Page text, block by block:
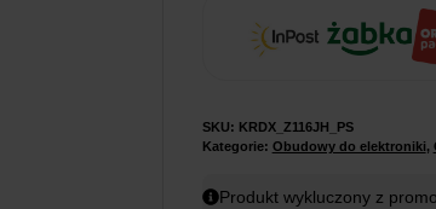
SKU: KRDX_Z116JH_PS
Kategorie: Obudowy do elektroniki,
Produkt wykluczony z